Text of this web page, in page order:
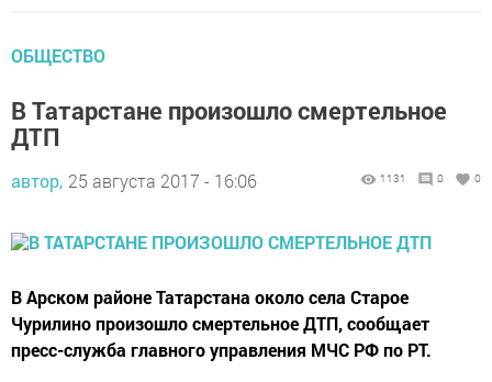
ОБЩЕСТВО
В Татарстане произошло смертельное
ДТП
автор, 25 августа 2017 - 16:06 1131 0 0
В Арском районе Татарстана около села Старое
Чурилино произошло смертельное ДТП, сообщает
пресс-служба главного управления МЧС РФ по РТ.